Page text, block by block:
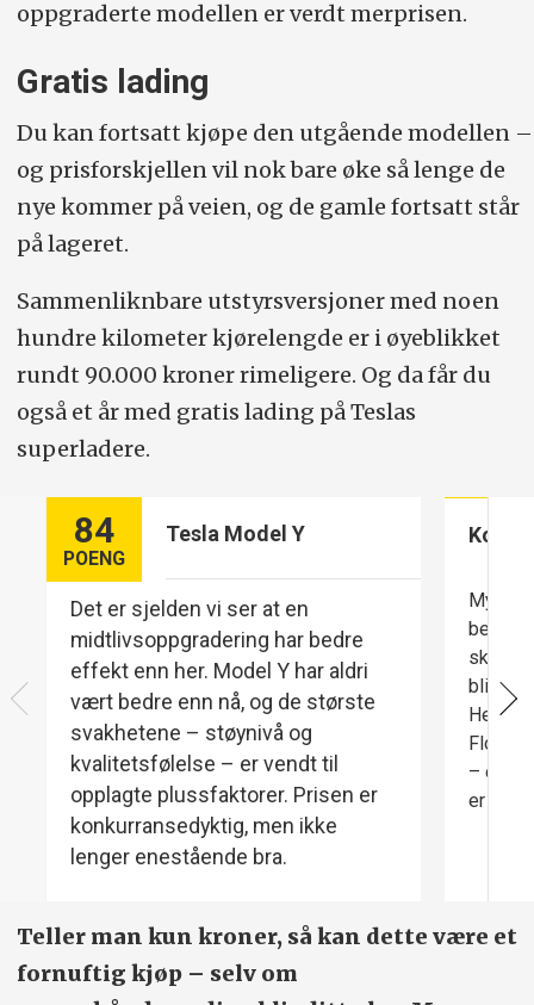
oppgraderte modellen er verdt merprisen.
Gratis lading
Du kan fortsatt kjøpe den utgående modellen –
og prisforskjellen vil nok bare øke så lenge de
nye kommer på veien, og de gamle fortsatt står
på lageret.
Sammenliknbare utstyrsversjoner med noen
hundre kilometer kjørelengde er i øyeblikket
rundt 90.000 kroner rimeligere. Og da får du
også et år med gratis lading på Teslas
superladere.
Tesla Model Y
84
POENG
Det er sjelden vi ser at en
midtlivsoppgradering har bedre
effekt enn her. Model Y har aldri
vært bedre enn nå, og de største
svakhetene – støynivå og
kvalitetsfølelse – er vendt til
opplagte plussfaktorer. Prisen er
konkurransedyktig, men ikke
lenger enestående bra.
Mye
bedre
blir
Flott
– og
er ikke
Teller man kun kroner, så kan dette være et
fornuftig kjøp – selv om